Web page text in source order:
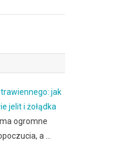
trawiennego: jak
jelit i żołądka
ogromne
a …